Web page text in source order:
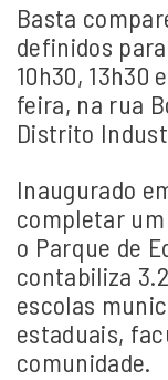
Basta
definidos
10h30, 13h30
feira, na rua
Distrito
Inaugurado
completar
o Parque de
contabiliza
escolas
estaduais,
comunidade.